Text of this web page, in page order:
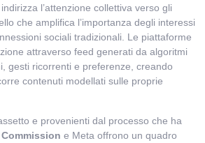
l’attenzione collettiva verso gli
che amplifica l’importanza degli interessi
sociali tradizionali. Le piattaforme
attraverso feed generati da algoritmi
gesti ricorrenti e preferenze, creando
contenuti modellati sulle proprie
e provenienti dal processo che ha
e Meta offrono un quadro